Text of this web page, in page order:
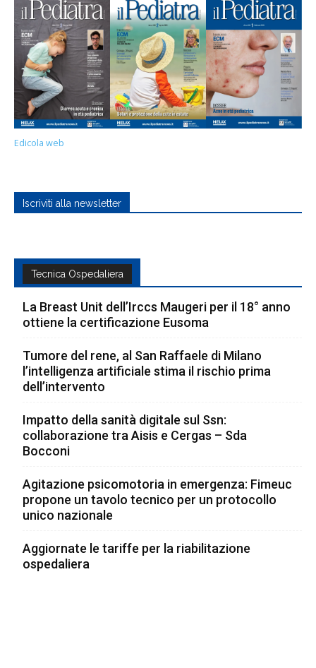
Edicola web
Iscriviti alla newsletter
Tecnica Ospedaliera
La Breast Unit dell’Irccs Maugeri per il 18° anno
ottiene la certificazione Eusoma
Tumore del rene, al San Raffaele di Milano
l’intelligenza artificiale stima il rischio prima
dell’intervento
Impatto della sanità digitale sul Ssn:
collaborazione tra Aisis e Cergas – Sda
Bocconi
Agitazione psicomotoria in emergenza: Fimeuc
propone un tavolo tecnico per un protocollo
unico nazionale
Aggiornate le tariffe per la riabilitazione
ospedaliera